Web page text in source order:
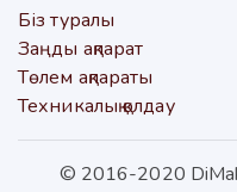
Біз туралы
Заңды ақпарат
Төлем ақпараты
Техникалық қолдау
© 2016-2020 DiMaker